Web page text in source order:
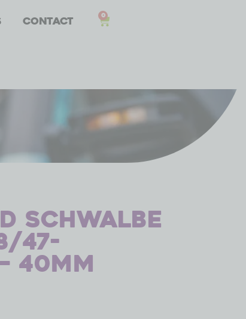
Contact 0
Schwalbe
47-
40mm